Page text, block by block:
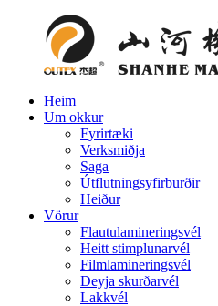
Heim
Um okkur
Fyrirtæki
Verksmiðja
Saga
Útflutningsyfirburðir
Heiður
Vörur
Flautulamineringsvél
Heitt stimplunarvél
Filmlamineringsvél
Deyja skurðarvél
Lakkvél